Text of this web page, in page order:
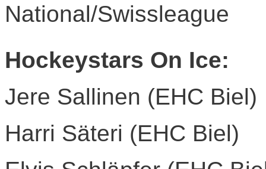
National/Swissleague
Hockeystars On Ice:
Jere Sallinen (EHC Biel)
Harri Säteri (EHC Biel)